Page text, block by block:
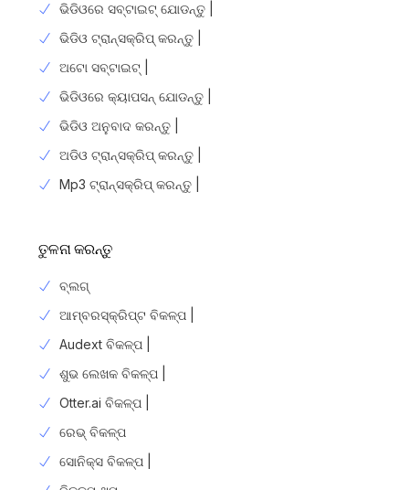
ଭିଡିଓରେ ସବ୍ଟାଇଟ୍ ଯୋଡନ୍ତୁ |
ଭିଡିଓ ଟ୍ରାନ୍ସକ୍ରିପ୍ କରନ୍ତୁ |
ଅଟୋ ସବ୍ଟାଇଟ୍ |
ଭିଡିଓରେ କ୍ୟାପସନ୍ ଯୋଡନ୍ତୁ |
ଭିଡିଓ ଅନୁବାଦ କରନ୍ତୁ |
ଅଡିଓ ଟ୍ରାନ୍ସକ୍ରିପ୍ କରନ୍ତୁ |
Mp3 ଟ୍ରାନ୍ସକ୍ରିପ୍ କରନ୍ତୁ |
ତୁଳନା କରନ୍ତୁ
ବ୍ଲଗ୍
ଆମ୍ବରସ୍କ୍ରିପ୍ଟ ବିକଳ୍ପ |
Audext ବିକଳ୍ପ |
ଶୁଭ ଲେଖକ ବିକଳ୍ପ |
Otter.ai ବିକଳ୍ପ |
ରେଭ୍ ବିକଳ୍ପ
ସୋନିକ୍ସ ବିକଳ୍ପ |